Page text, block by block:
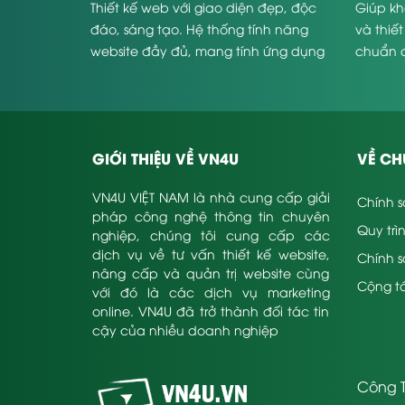
Thanh điều hướng
Được lập trình đơn giản để khách hàng có
Thiết kế website du lịch chuẩn SEO
Để tiếp cận khách hàng nhanh chóng và
website của bạn trên các công cụ tìm kiếm.
Tích hợp các trang mạng xã hội
Website du lịch sẽ được tích hợp thêm
tăng lượt tương tác với khách hàng.
Hậu khi hoàn thiện web.
không phải trả thêm phí.
Thiết kế web với giao diện đẹp, độc
đáo, sáng tạo. Hệ thống tính năng
website đầy đủ, mang tính ứng dụng
Giúp
và
chuẩn
GIỚI THIỆU VỀ VN4U
VN4U VIỆT NAM là nhà cung cấp giải
pháp công nghệ thông tin chuyên
nghiệp, chúng tôi cung cấp các
dịch vụ về tư vấn thiết kế website,
nâng cấp và quản trị website cùng
với đó là các dịch vụ marketing
online. VN4U đã trở thành đối tác tin
cậy của nhiều doanh nghiệp
VỀ
Chính
Quy
Chính
Cộng
Công